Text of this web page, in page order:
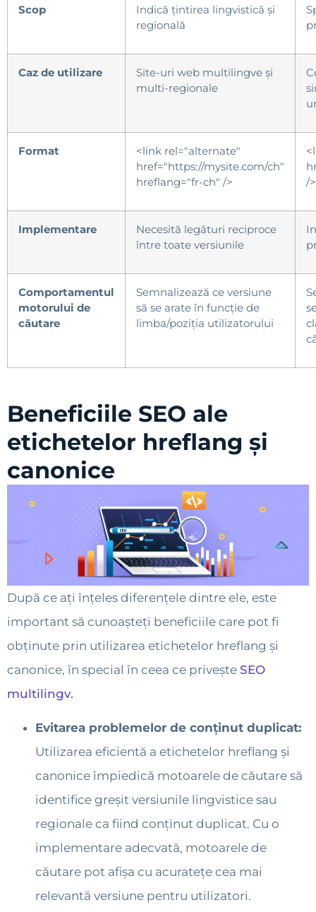
Scop
Indică țintirea lingvistică și
regională
Caz de utilizare
Site-uri web multilingve și
multi-regionale
Format
<link rel="alternate"
href="https://mysite.com/ch"
hreflang="fr-ch" />
/>
Implementare
Necesită legături reciproce
între toate versiunile
Comportamentul
motorului de
căutare
Semnalizează ce versiune
să se arate în funcție de
limba/poziția utilizatorului
Beneficiile SEO ale
etichetelor hreflang și
canonice
După ce ați înțeles diferențele dintre ele, este
important să cunoașteți beneficiile care pot fi
obținute prin utilizarea etichetelor hreflang și
canonice, în special în ceea ce privește SEO
multilingv.
Evitarea problemelor de conținut duplicat:
Utilizarea eficientă a etichetelor hreflang și
canonice împiedică motoarele de căutare să
identifice greșit versiunile lingvistice sau
regionale ca fiind conținut duplicat. Cu o
implementare adecvată, motoarele de
căutare pot afișa cu acuratețe cea mai
relevantă versiune pentru utilizatori.